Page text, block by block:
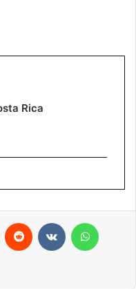
Rica
Pinterest Reddit